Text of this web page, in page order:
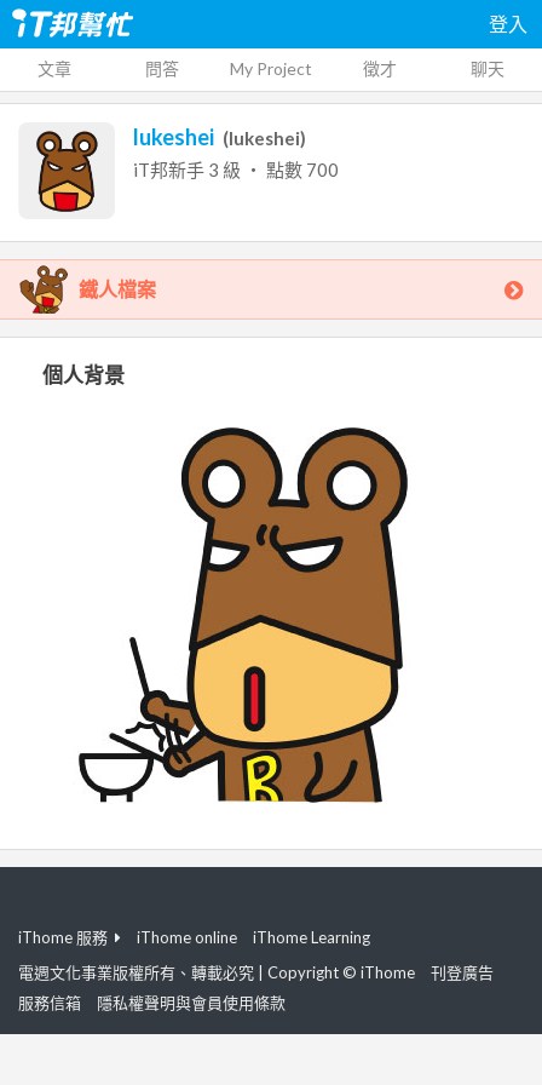
登入
文章 問答 My Project 徵才 聊天
lukeshei (lukeshei)
iT邦新手 3 級 ‧ 點數 700
鐵人檔案
個人背景
iThome 服務 iThome online
iThome Learning
電週文化事業版權所有、轉載必究 | Copyright © iThome
刊登廣告
服務信箱
隱私權聲明與會員使用條款